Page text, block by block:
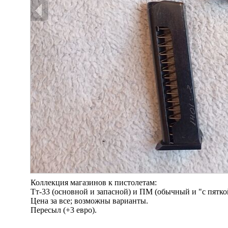
Коллекция магазинов к пистолетам:
Тт-33 (основной и запасной) и ПМ (обычный и "с
Цена за все; возможны варианты.
Пересыл (+3 евро).